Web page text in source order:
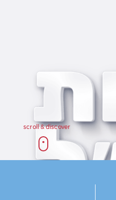
scroll & discover